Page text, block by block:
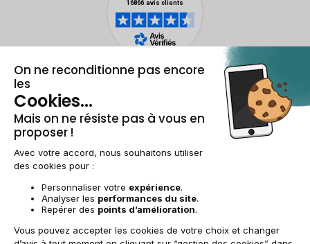
Mentions légales et CGUGestion des cookies
Conditions générales de vente
AccessibilitéPlan du site
FR | €